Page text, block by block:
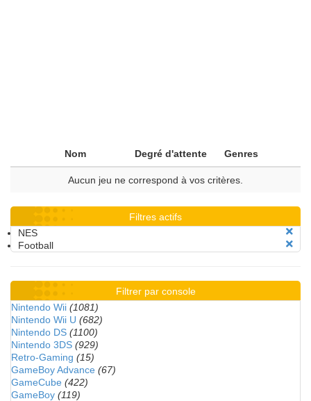
Nom Degré d'attente Genres
Aucun jeu ne correspond à vos critères.
Filtres actifs
NES
Football
Filtrer par console
Nintendo Wii (1081)
Nintendo Wii U (682)
Nintendo DS (1100)
Nintendo 3DS (929)
Retro-Gaming (15)
GameBoy Advance (67)
GameCube (422)
GameBoy (119)